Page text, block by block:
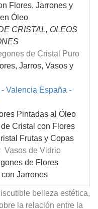
Flores, Jarrones y
Óleo
CRISTAL, OLEOS
de Cristal Puro
Jarros, Vasos y
Valencia España -
Pintadas al Óleo
Cristal con Flores
Frutas y Copas
Vasos de Vidrio
de Flores
Jarrones
belleza estética,
la relación entre la